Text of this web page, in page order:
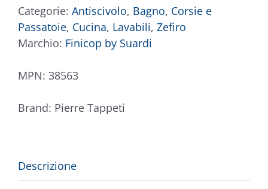
Categorie: Antiscivolo, Bagno, Corsie e
Passatoie, Cucina, Lavabili, Zefiro
Marchio: Finicop by Suardi
MPN: 38563
Brand: Pierre Tappeti
Descrizione